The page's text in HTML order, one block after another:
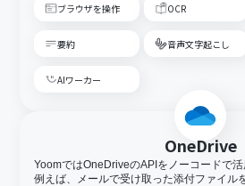
ブラウザを操作 OCR
要約 音声文字起こし
AIワーカー
OneDrive
YoomではOneDriveのAPIをノーコードで活
例えば、メールで受け取った添付ファイル